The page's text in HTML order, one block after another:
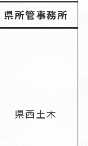
県所管事務所
県西土木